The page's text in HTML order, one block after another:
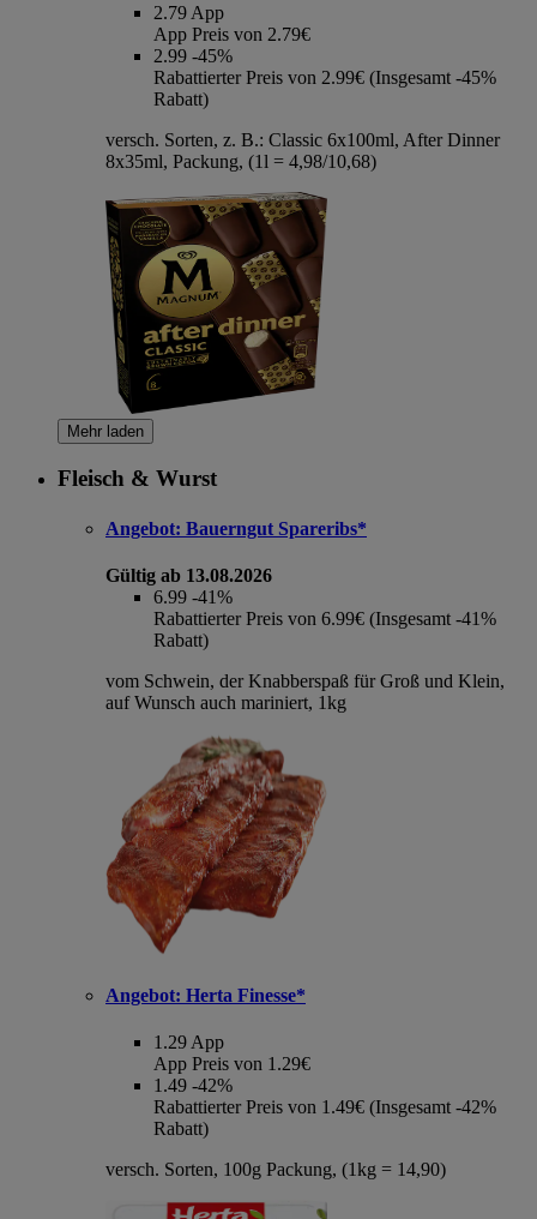
2.79 App
App Preis von 2.79€
2.99 -45%
Rabattierter Preis von 2.99€ (Insgesamt -45%
Rabatt)
versch. Sorten, z. B.: Classic 6x100ml, After Dinner
8x35ml, Packung, (1l = 4,98/10,68)
Mehr laden
Fleisch & Wurst
Angebot: Bauerngut Spareribs*
Gültig ab 13.08.2026
6.99 -41%
Rabattierter Preis von 6.99€ (Insgesamt -41%
Rabatt)
vom Schwein, der Knabberspaß für Groß und Klein,
auf Wunsch auch mariniert, 1kg
Angebot: Herta Finesse*
1.29 App
App Preis von 1.29€
1.49 -42%
Rabattierter Preis von 1.49€ (Insgesamt -42%
Rabatt)
versch. Sorten, 100g Packung, (1kg = 14,90)